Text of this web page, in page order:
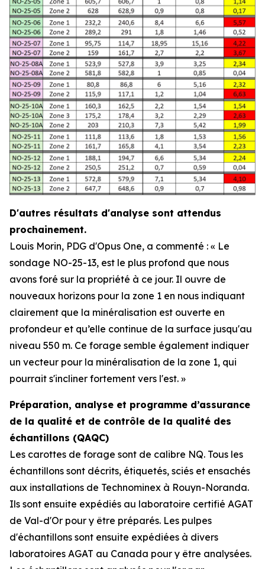
D'autres résultats d'analyse sont attendus
prochainement.
Louis Morin, PDG d'Opus One, a commenté : « Le
sondage NO-25-13, est le plus profond que nous
avons foré sur la propriété à ce jour. Il ouvre de
nouveaux horizons pour la zone 1 en nous indiquant
clairement que la minéralisation est ouverte en
profondeur et qu’elle continue de la surface jusqu'au
niveau 550 m. Ce forage semble également indiquer
un vecteur pour la minéralisation de la zone 1, qui
pourrait s'incliner fortement vers l'est. »
Préparation, analyse et programme d’assurance
de la qualité et de contrôle de la qualité des
échantillons (QAQC)
Les carottes de forage sont de calibre NQ. Tous les
échantillons sont décrits, étiquetés, sciés et ensachés
aux installations de Technominex à Rouyn-Noranda.
Ils sont ensuite expédiés au laboratoire certifié AGAT
de Val-d'Or pour y être préparés. Les pulpes
d'échantillons sont ensuite expédiées à divers
laboratoires AGAT au Canada pour y être analysées.